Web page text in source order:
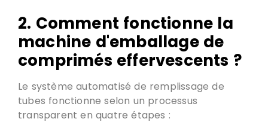
2. Comment fonctionne la
machine d'emballage de
comprimés effervescents ?
Le système automatisé de remplissage de
tubes fonctionne selon un processus
transparent en quatre étapes :